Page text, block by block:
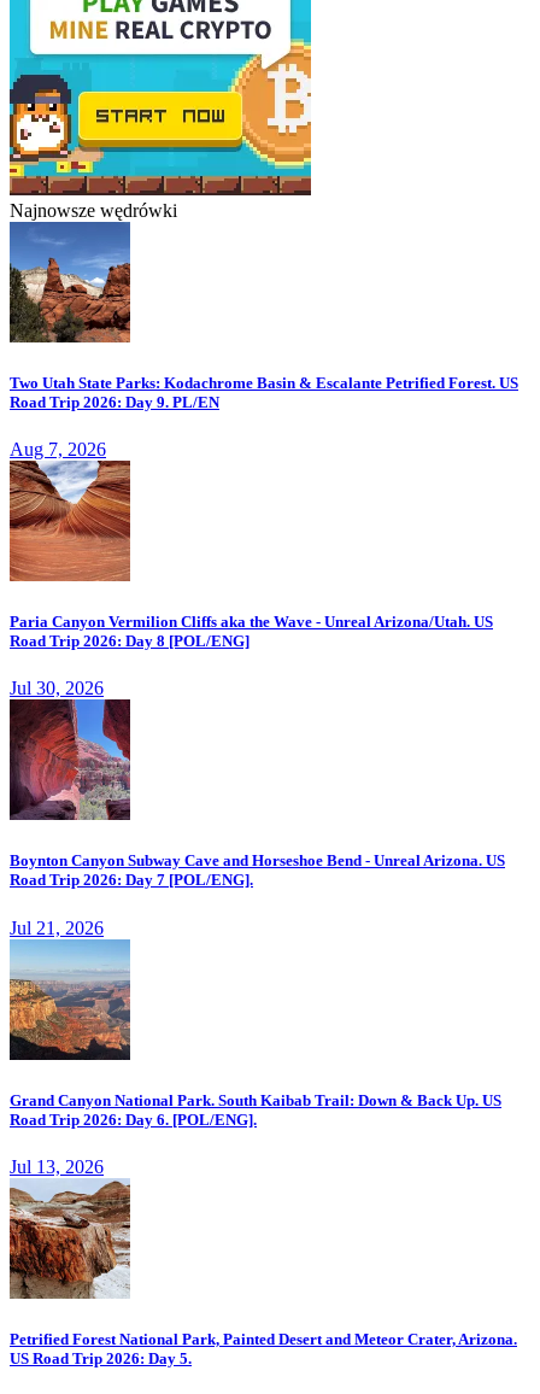
Najnowsze wędrówki
Two Utah State Parks: Kodachrome Basin & Escalante Petrified Forest. US
Road Trip 2026: Day 9. PL/EN
Aug 7, 2026
Paria Canyon Vermilion Cliffs aka the Wave - Unreal Arizona/Utah. US
Road Trip 2026: Day 8 [POL/ENG]
Jul 30, 2026
Boynton Canyon Subway Cave and Horseshoe Bend - Unreal Arizona. US
Road Trip 2026: Day 7 [POL/ENG].
Jul 21, 2026
Grand Canyon National Park. South Kaibab Trail: Down & Back Up. US
Road Trip 2026: Day 6. [POL/ENG].
Jul 13, 2026
Petrified Forest National Park, Painted Desert and Meteor Crater, Arizona.
US Road Trip 2026: Day 5.